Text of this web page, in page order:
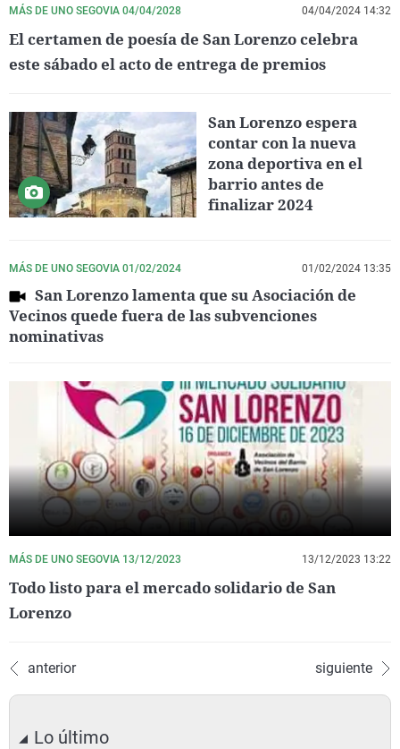
MÁS DE UNO SEGOVIA 04/04/2028 04/04/2024 14:32
El certamen de poesía de San Lorenzo celebra
este sábado el acto de entrega de premios
San Lorenzo espera
contar con la nueva
zona deportiva en el
barrio antes de
finalizar 2024
MÁS DE UNO SEGOVIA 01/02/2024 01/02/2024 13:35
San Lorenzo lamenta que su Asociación de
Vecinos quede fuera de las subvenciones
nominativas
MÁS DE UNO SEGOVIA 13/12/2023 13/12/2023 13:22
Todo listo para el mercado solidario de San
Lorenzo
anterior siguiente
Lo último